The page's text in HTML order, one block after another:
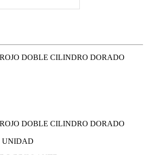
DOBLE CILINDRO DORADO
DOBLE CILINDRO DORADO
UNIDAD